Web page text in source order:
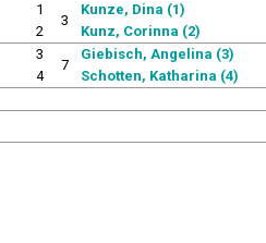
1
2
3
Kunze, Dina (1)
Kunz, Corinna (2)
3
4
7
Giebisch, Angelina (3)
Schotten, Katharina (4)